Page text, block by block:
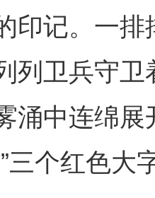
印记。一
列卫兵守
涌中连绵
三个红色